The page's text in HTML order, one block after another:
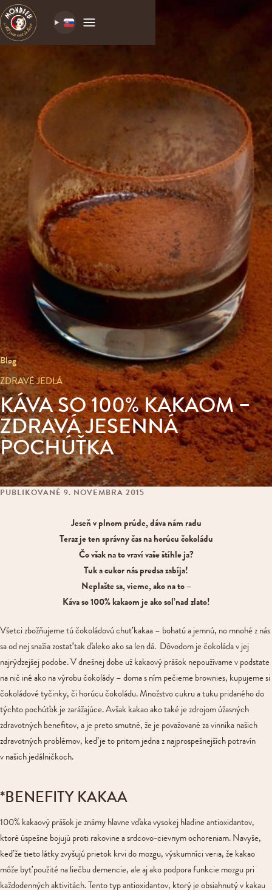
Blog
ZDRAVÉ JEDLÁ
KÁVA SO 100% KAKAOM –
ZDRAVÁ JESENNÁ
POCHÚŤKA
PUBLIKOVANÉ 9. NOVEMBRA 2015
Jeseň v plnom prúde, dáva nám radu
Teraz je ten správny čas na horúcu čokoládu
Čo však na to vraví vaše štíhle ja?
Tuk a cukor nás predsa zabíja!
Neplašte sa, vieme, ako na to –
Káva so 100% kakaom je ako soľ nad zlato!
Všetci zbožňujeme tú čokoládovú chuť kakaa – bohatú a jemnú, no mnohé z nás
sa od nej snažia zostať tak ďaleko ako sa len dá. Dôvodom je čokoláda v jej
najrýdzejšej podobe. V dnešnej dobe už kakaový prášok nepoužívame v podstate
na nič iné ako na výrobu čokolády – doma s ním pečieme brownies, kupujeme si
čokoládové tyčinky, či horúcu čokoládu. Množstvo cukru a tuku pridaného do
týchto pochúťok je zarážajúce. Avšak kakao ako také je zdrojom úžasných
zdravotných benefitov, a je preto smutné, že je považované za vinníka našich
zdravotných problémov, keď je to pritom jedna z najprospešnejších potravín
v našich jedálničkoch.
*BENEFITY KAKAA
100% kakaový prášok je známy hlavne vďaka vysokej hladine antioxidantov,
ktoré úspešne bojujú proti rakovine a srdcovo-cievnym ochoreniam. Navyše,
keďže tieto látky zvyšujú prietok krvi do mozgu, výskumníci veria, že kakao
môže byť použité na liečbu demencie, ale aj ako podpora funkcie mozgu pri
každodenných aktivitách. Tento typ antioxidantov, ktorý je obsiahnutý v kakau